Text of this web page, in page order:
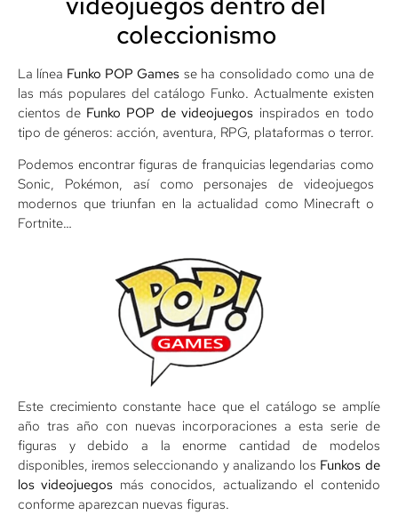
coleccionismo
La línea Funko POP Games se ha consolidado como una de
las más populares del catálogo Funko. Actualmente existen
cientos de Funko POP de videojuegos inspirados en todo
tipo de géneros: acción, aventura, RPG, plataformas o terror.
Podemos encontrar figuras de franquicias legendarias como
Sonic, Pokémon, así como personajes de videojuegos
modernos que triunfan en la actualidad como Minecraft o
Fortnite…
Este crecimiento constante hace que el catálogo se amplíe
año tras año con nuevas incorporaciones a esta serie de
figuras y debido a la enorme cantidad de modelos
disponibles, iremos seleccionando y analizando los Funkos de
los videojuegos más conocidos, actualizando el contenido
conforme aparezcan nuevas figuras.